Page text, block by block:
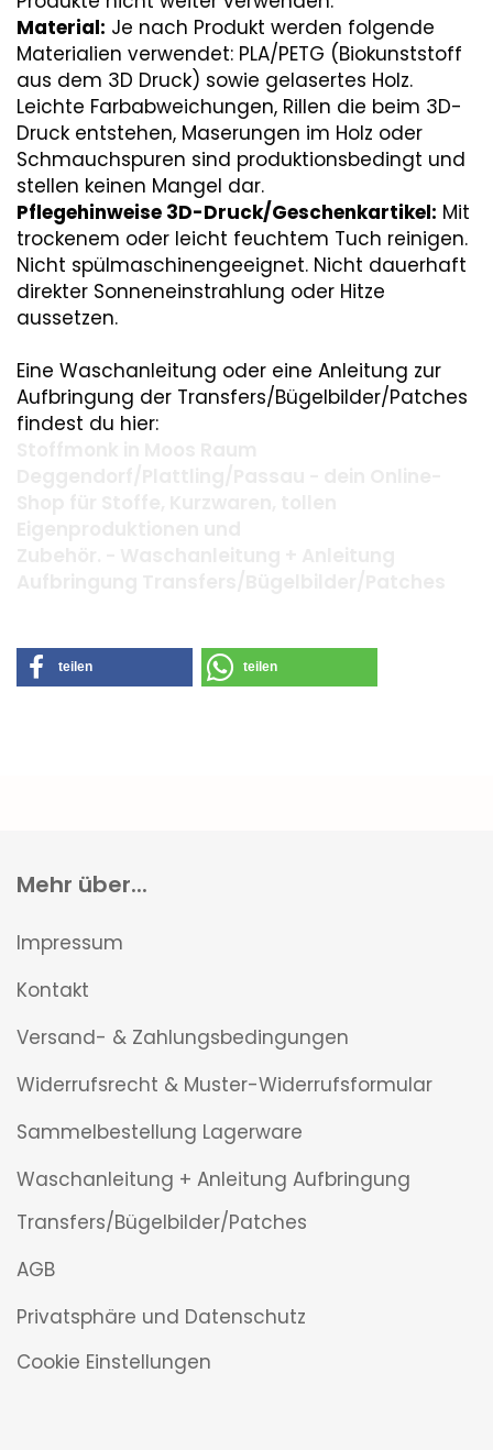
Material: Je nach Produkt werden folgende
Materialien verwendet: PLA/PETG (Biokunststoff
aus dem 3D Druck) sowie gelasertes Holz.
Leichte Farbabweichungen, Rillen die beim 3D-
Druck entstehen, Maserungen im Holz oder
Schmauchspuren sind produktionsbedingt und
stellen keinen Mangel dar.
Pflegehinweise 3D-Druck/Geschenkartikel: Mit
trockenem oder leicht feuchtem Tuch reinigen.
Nicht spülmaschinengeeignet. Nicht dauerhaft
direkter Sonneneinstrahlung oder Hitze
aussetzen.
Eine Waschanleitung oder eine Anleitung zur
Aufbringung der Transfers/Bügelbilder/Patches
findest du hier:
teilen teilen
Mehr über...
Impressum
Kontakt
Versand- & Zahlungsbedingungen
Widerrufsrecht & Muster-Widerrufsformular
Sammelbestellung Lagerware
Waschanleitung + Anleitung Aufbringung
Transfers/Bügelbilder/Patches
AGB
Privatsphäre und Datenschutz
Cookie Einstellungen